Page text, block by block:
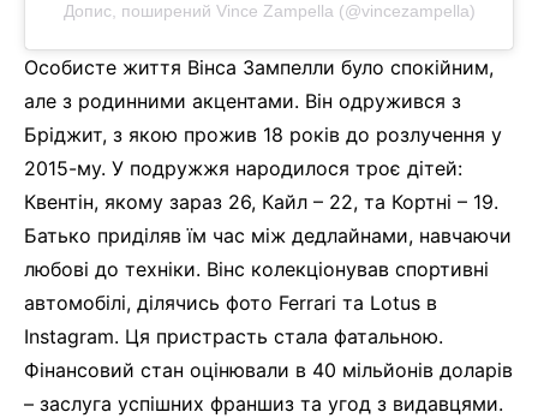
Допис, поширений Vince Zampella (@vincezampella)
Особисте життя Вінса Зампелли було спокійним,
але з родинними акцентами. Він одружився з
Бріджит, з якою прожив 18 років до розлучення у
2015-му. У подружжя народилося троє дітей:
Квентін, якому зараз 26, Кайл – 22, та Кортні – 19.
Батько приділяв їм час між дедлайнами, навчаючи
любові до техніки. Вінс колекціонував спортивні
автомобілі, ділячись фото Ferrari та Lotus в
Instagram. Ця пристрасть стала фатальною.
Фінансовий стан оцінювали в 40 мільйонів доларів
– заслуга успішних франшиз та угод з видавцями.